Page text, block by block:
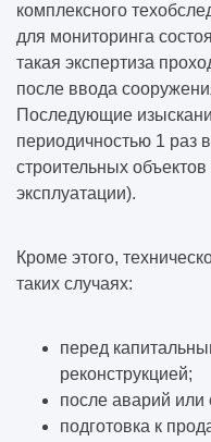
комплексного
для мониторинга
такая экспертиза
после ввода
Последующие
периодичностью 1 раз
строительных
эксплуатации).
Кроме этого,
таких случаях:
перед
реконструкцией;
после аварий или
подготовка к